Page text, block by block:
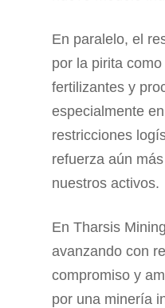
En paralelo, el
por la pirita
fertilizantes y
especialmente
restricciones
refuerza aún
nuestros activos.
En Tharsis
avanzando con
compromiso y
por una minería